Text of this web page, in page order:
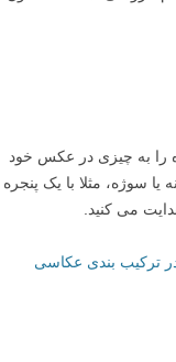
را به چیزی در عکس خود
سوژه، مثلا با یک پنجره
می کنید.
ترکیب بندی عکاسی